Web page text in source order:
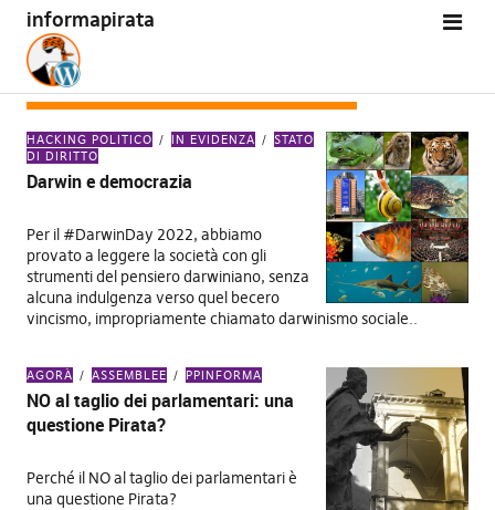
informapirata
TAG:TAGLIO DEI PARLAMENTARI
HACKING POLITICO IN EVIDENZA
STATO
DI DIRITTO
Darwin e democrazia
Per il #DarwinDay 2022, abbiamo
provato a leggere la società con gli
strumenti del pensiero darwiniano, senza
alcuna indulgenza verso quel becero
vincismo, impropriamente chiamato darwinismo sociale..
AGORÀ ASSEMBLEE PPINFORMA
NO al taglio dei parlamentari: una
questione Pirata?
Perché il NO al taglio dei parlamentari è
una questione Pirata?